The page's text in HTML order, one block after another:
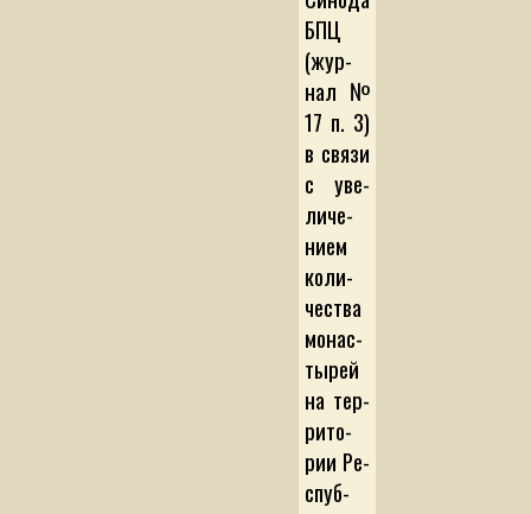
БПЦ
(жур­
нал №
17 п. 3)
в свя­зи
с уве­
ли­че­
ни­ем
ко­ли­
чес­т­ва
мо­нас­
ты­рей
на тер­
ри­то­
рии Ре­
с­пуб­